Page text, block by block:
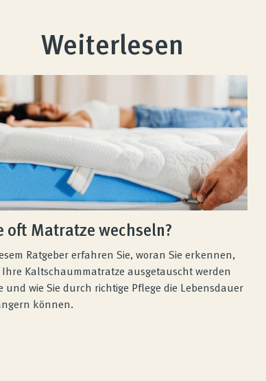
Weiterlesen
oft Matratze wechseln?
Ratgeber erfahren Sie, woran Sie erkennen,
Ihre Kaltschaummatratze ausgetauscht werden
und wie Sie durch richtige Pflege die Lebensdauer
können.